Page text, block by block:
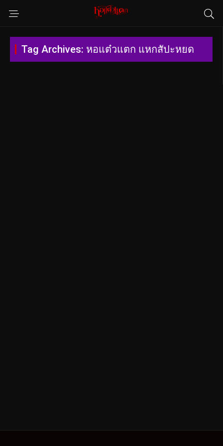
Tag Archives: หอแต๋วแตก แหกสัปะหยด